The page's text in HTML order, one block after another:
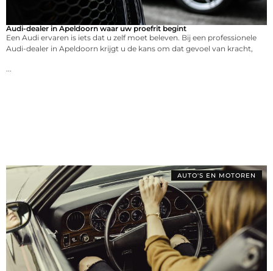
Audi-dealer in Apeldoorn waar uw proefrit begint
Een Audi ervaren is iets dat u zelf moet beleven. Bij een professionele
Audi-dealer in Apeldoorn krijgt u de kans om dat gevoel van kracht,
AUTO'S EN MOTOREN